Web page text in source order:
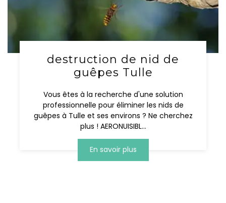
destruction de nid de
guêpes Tulle
Vous êtes à la recherche d'une solution
professionnelle pour éliminer les nids de
guêpes à Tulle et ses environs ? Ne cherchez
plus ! AERONUISIBL...
En savoir plus